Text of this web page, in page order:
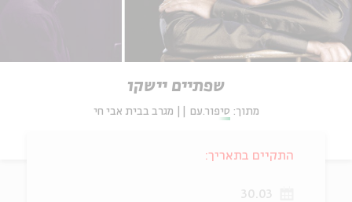
שפתיים יישקו
מתוך: סיפור.עם || מגרב בבית אבי חי
התקיים בתאריך:
30.03